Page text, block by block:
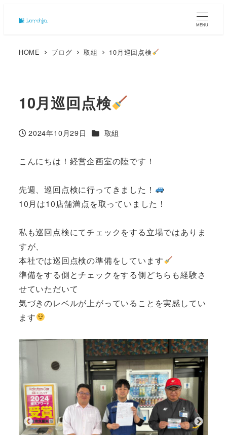
MENU
HOME ブログ 取組 10月巡回点検
10月巡回点検
投稿日
2024年10月29日 カテゴリー
取組
こんにちは！経営企画室の陸です！
先週、巡回点検に行ってきました！
10月は10店舗満点を取っていました！
私も巡回点検にてチェックをする立場ではありま
すが、
本社では巡回点検の準備をしています
準備をする側とチェックをする側どちらも経験さ
せていただいて
気づきのレベルが上がっていることを実感してい
ます